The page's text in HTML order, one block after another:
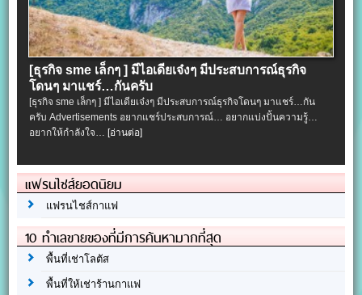
[ธุรกิจ sme เล็กๆ ] มีไอเดียเจ๋งๆ มีประสบการณ์ธุรกิจ
โดนๆ มาแชร์…กันครับ
[ธุรกิจ sme เล็กๆ ] มีไอเดียเจ๋งๆ มีประสบการณ์ธุรกิจโดนๆ มาแชร์…กัน
ครับ Advertisements อยากแชร์ประสบการณ์… อยากแบ่งปั้นความรู้…
อยากให้กำลังใจ…[อ่านต่อ]
แฟรนไชส์ยอดนิยม
แฟรนไชส์กาแฟ
10 ทำเลขายของที่มีการค้นหามากที่สุด
พื้นที่เช่าโลตัส
พื้นที่ให้เช่าร้านกาแฟ